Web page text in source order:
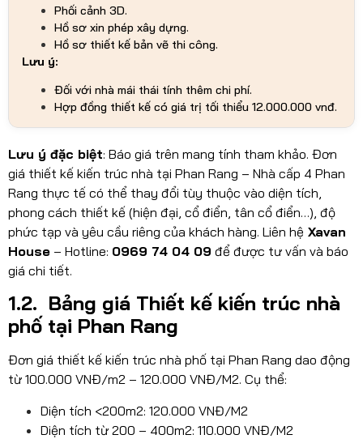
Phối cảnh 3D.
Hồ sơ xin phép xây dựng.
Hồ sơ thiết kế bản vẽ thi công.
Lưu ý:
Đối với nhà mái thái tính thêm chi phí.
Hợp đồng thiết kế có giá trị tối thiểu 12.000.000 vnđ.
Lưu ý đặc biệt: Báo giá trên mang tính tham khảo. Đơn
giá thiết kế kiến trúc nhà tại Phan Rang – Nhà cấp 4 Phan
Rang thực tế có thể thay đổi tùy thuộc vào diện tích,
phong cách thiết kế (hiện đại, cổ điển, tân cổ điển…), độ
phức tạp và yêu cầu riêng của khách hàng. Liên hệ Xavan
House – Hotline: 0969 74 04 09 để được tư vấn và báo
giá chi tiết.
1.2. Bảng giá Thiết kế kiến trúc nhà
phố tại Phan Rang
Đơn giá thiết kế kiến trúc nhà phố tại Phan Rang dao động
từ 100.000 VNĐ/m2 – 120.000 VNĐ/M2. Cụ thể:
Diện tích <200m2: 120.000 VNĐ/M2
Diện tích từ 200 – 400m2: 110.000 VNĐ/M2